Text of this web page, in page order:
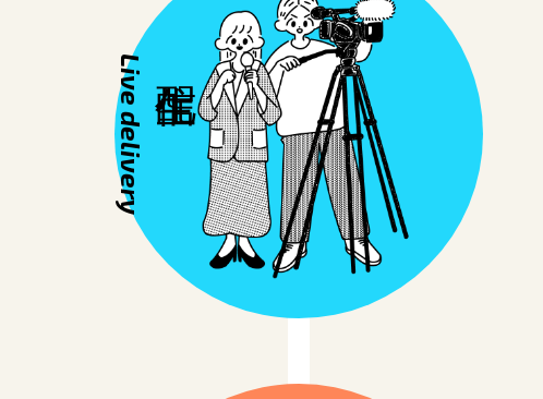
Live delivery